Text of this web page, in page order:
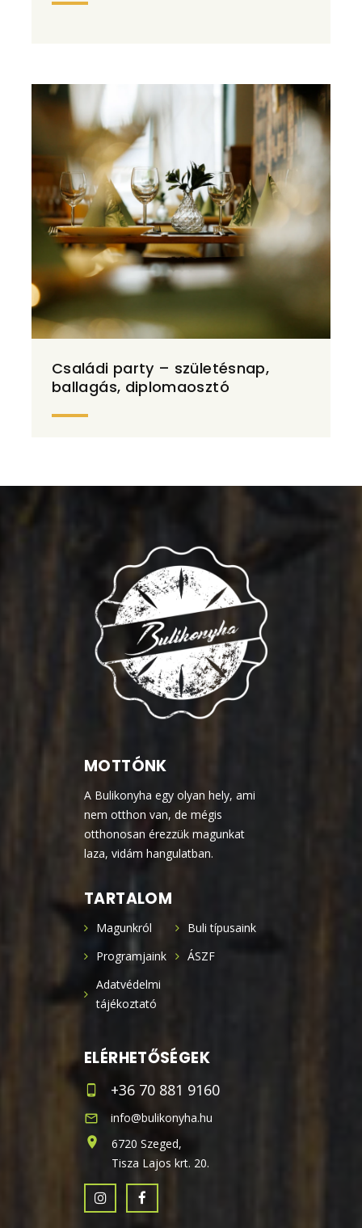
Családi party – születésnap,
ballagás, diplomaosztó
MOTTÓNK
A Bulikonyha egy olyan hely, ami
nem otthon van, de mégis
otthonosan érezzük magunkat
laza, vidám hangulatban.
TARTALOM
Magunkról
Buli típusaink
Programjaink
ÁSZF
Adatvédelmi
tájékoztató
ELÉRHETŐSÉGEK
+36 70 881 9160
info@bulikonyha.hu
6720 Szeged,
Tisza Lajos krt. 20.